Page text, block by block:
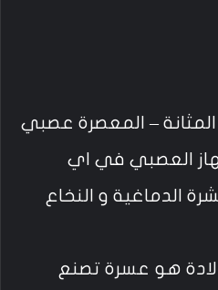
– المعصرة عصبي
العصبي في اي
الدماغية و النخاع
هو عسرة تصنع